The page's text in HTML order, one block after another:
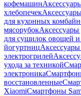
кофемашин
хлебопечек
для кухонных
мясорубокАксессуары
для сушилок овощей и
йогуртниц
электрогрилей
ухода за техникой
электроника
восстановленные
XiaomiСмартфоны